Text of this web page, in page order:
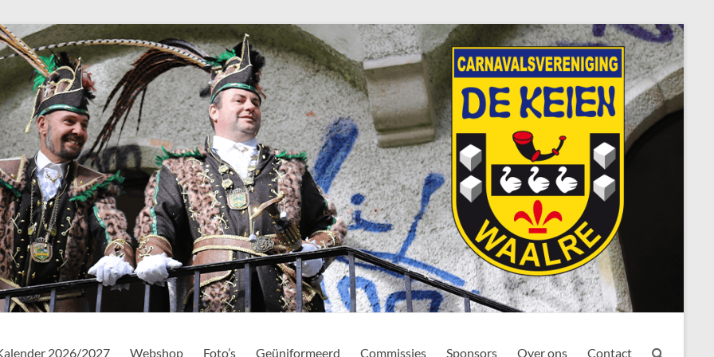
2026/2027 Webshop Foto’s Geüniformeerd Commissies Sponsors Over ons Contact